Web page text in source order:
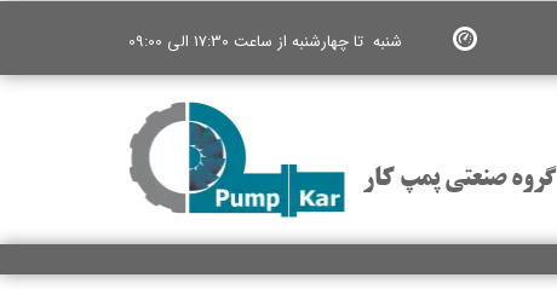
گروه صنعتی پمپ کار
شنبه تا چهارشنبه از ساعت 17:30 الی 09:00